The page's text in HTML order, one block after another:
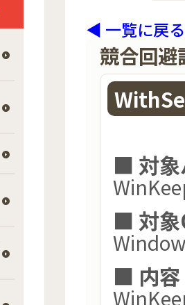
◀ 一覧に戻る
競合回避
■ 対象
■ 対象
■ 内容